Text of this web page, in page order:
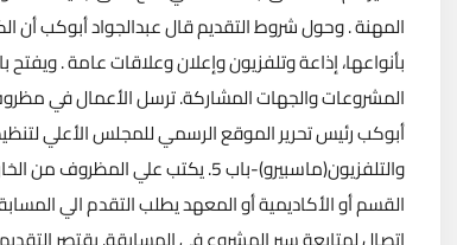
المهنة . وحول شروط التقديم قال عبدالجواد أبوكب
المشروعات والجهات المشاركة. ترسل الأعمال في
أبوكب رئيس تحرير الموقع الرسمي للمجلس الأعلي
والتلفزيون(ماسبيرو)-باب 5. يكتب
القسم أو الأكاديمية أو المعهد يطلب التقدم الي